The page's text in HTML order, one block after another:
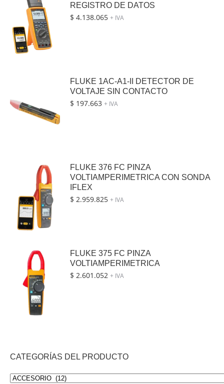
REGISTRO DE DATOS
$ 4.138.065 + IVA
FLUKE 1AC-A1-II DETECTOR DE
VOLTAJE SIN CONTACTO
$ 197.663 + IVA
FLUKE 376 FC PINZA
VOLTIAMPERIMETRICA CON SONDA
IFLEX
$ 2.959.825 + IVA
FLUKE 375 FC PINZA
VOLTIAMPERIMETRICA
$ 2.601.052 + IVA
CATEGORÍAS DEL PRODUCTO